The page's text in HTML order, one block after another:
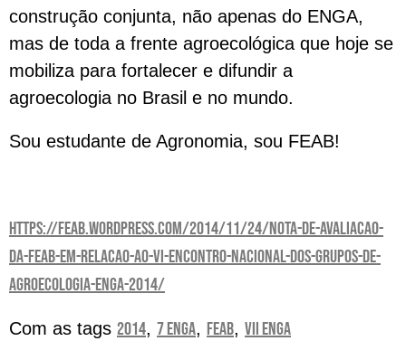
construção conjunta, não apenas do ENGA,
mas de toda a frente agroecológica que hoje se
mobiliza para fortalecer e difundir a
agroecologia no Brasil e no mundo.
Sou estudante de Agronomia, sou FEAB!
https://feab.wordpress.com/2014/11/24/nota-de-avaliacao-
da-feab-em-relacao-ao-vi-encontro-nacional-dos-grupos-de-
agroecologia-enga-2014/
Com as tags 2014, 7 ENGA, FEAB, VII ENGA